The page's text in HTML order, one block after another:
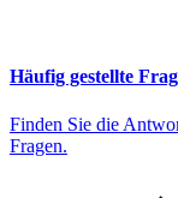
Häufig gestellte
Finden Sie die
Fragen.